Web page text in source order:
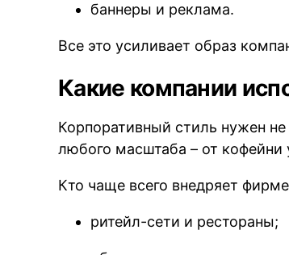
баннеры и реклама.
Все это усиливает образ
Какие компании
Корпоративный стиль нужен
любого масштаба – от кофейни
Кто чаще всего внедряет
ритейл-сети и рестораны;